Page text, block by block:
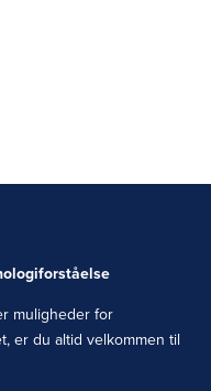
muligheder for
er du altid velkommen til